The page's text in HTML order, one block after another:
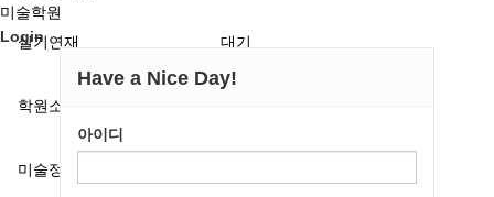
실기연재
학원소식
미술정보
대기
미술학원
Login
Have a Nice Day!
아이디